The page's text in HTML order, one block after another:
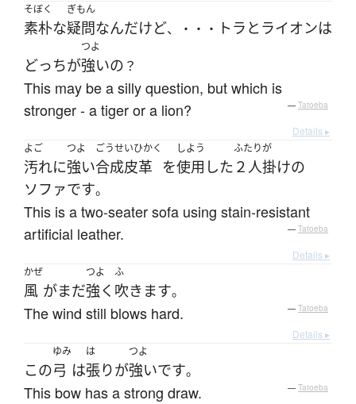
そぼく
素朴な
ぎもん
疑問なんだけど、・・・ トラ とライオンは
どっちが
つよ
強いの ？
This may be a silly question, but which is
stronger - a tiger or a lion?
— Tatoeba
Details ▸
よご
汚れに
つよ
強い
ごうせいひかく
合成皮革 を
しよう
使用 した
ふたり
２人
が
掛けの
ソファです。
This is a two-seater sofa using stain-resistant
artificial leather.
— Tatoeba
Details ▸
かぜ
風 がまだ
つよ
強く
ふ
吹きます。
The wind still blows hard. — Tatoeba
Details ▸
この
ゆみ
弓 は
は
張りが
つよ
強いです。
This bow has a strong draw. — Tatoeba